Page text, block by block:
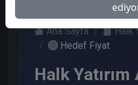
Ana Sayfa Halk
Hedef Fiyat
Halk